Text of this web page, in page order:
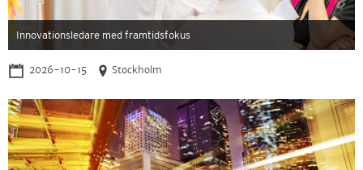
Innovationsledare med framtidsfokus
2026-10-15 Stockholm